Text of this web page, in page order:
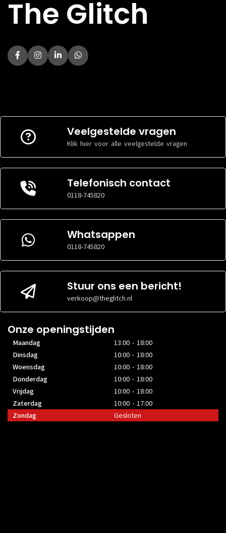
The Glitch
Veelgestelde vragen
Klik hier voor alle veelgestelde vragen
Telefonisch contact
0118-745820
Whatsappen
0118-745820
Stuur ons een bericht!
verkoop@theglitch.nl
Onze openingstijden
Maandag
13:00 - 18:00
Dinsdag
10:00 - 18:00
Woensdag
10:00 - 18:00
Donderdag
10:00 - 18:00
Vrijdag
10:00 - 18:00
Zaterdag
10:00 - 17:00
Zondag
Gesloten